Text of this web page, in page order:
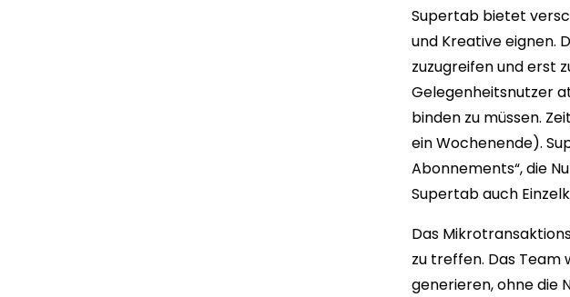
Supertab bietet
und Kreative eignen.
zuzugreifen und erst
Gelegenheitsnutzer
binden zu müssen.
ein Wochenende).
Abonnements“, die
Supertab auch
Das
zu treffen. Das Team
generieren, ohne die